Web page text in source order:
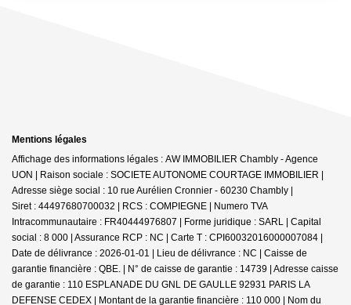
Mentions légales
Affichage des informations légales : AW IMMOBILIER Chambly - Agence
UON | Raison sociale : SOCIETE AUTONOME COURTAGE IMMOBILIER |
Adresse siège social : 10 rue Aurélien Cronnier - 60230 Chambly |
Siret : 44497680700032 | RCS : COMPIEGNE | Numero TVA
Intracommunautaire : FR40444976807 | Forme juridique : SARL | Capital
social : 8 000 | Assurance RCP : NC | Carte T : CPI60032016000007084 |
Date de délivrance : 2026-01-01 | Lieu de délivrance : NC | Caisse de
garantie financière : QBE. | N° de caisse de garantie : 14739 | Adresse caisse
de garantie : 110 ESPLANADE DU GNL DE GAULLE 92931 PARIS LA
DEFENSE CEDEX | Montant de la garantie financière : 110 000 | Nom du